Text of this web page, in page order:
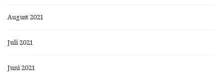
August 2021
Juli 2021
Juni 2021